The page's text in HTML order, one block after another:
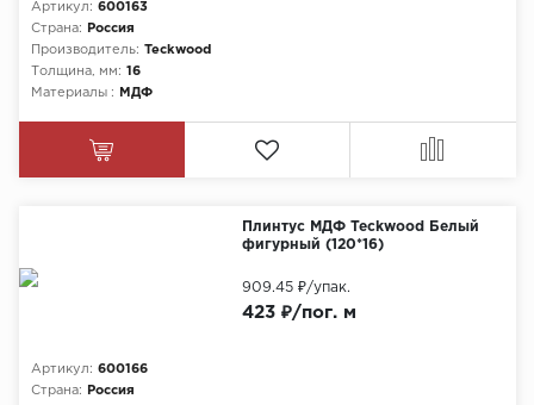
Артикул: 600163
Страна:
Россия
Производитель: Teckwood
Толщина, мм: 16
Материалы :
МДФ
Плинтус МДФ Teckwood Белый
фигурный (120*16)
Артикул: 600166
Страна:
Россия
423 ₽/пог. м
909.45 ₽/упак.